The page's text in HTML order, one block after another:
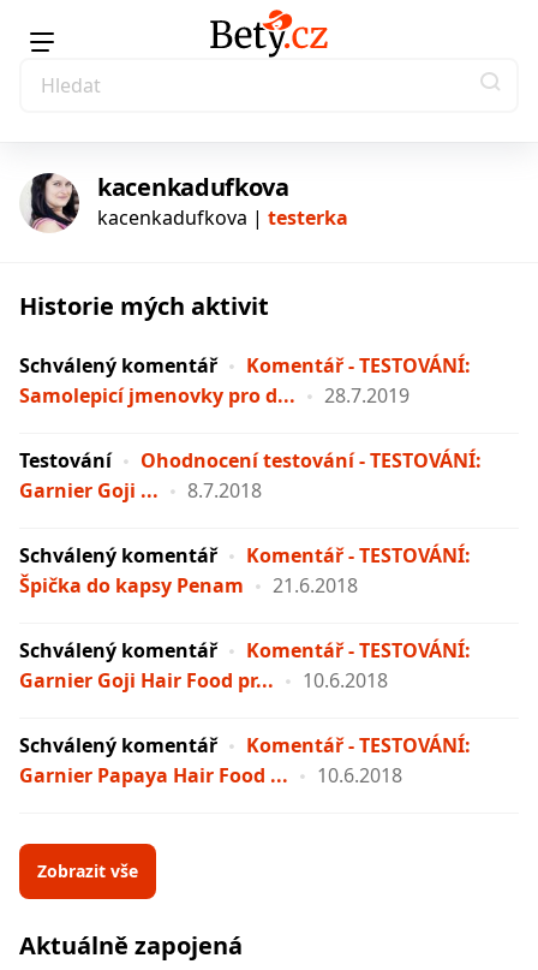
testerka
kacenkadufkova
kacenkadufkova | testerka
Historie mých aktivit
Schválený komentář
Komentář - TESTOVÁNÍ:
Samolepicí jmenovky pro d...
28.7.2019
Testování
Ohodnocení testování - TESTOVÁNÍ:
Garnier Goji ...
8.7.2018
Schválený komentář
Komentář - TESTOVÁNÍ:
Špička do kapsy Penam
21.6.2018
Schválený komentář
Komentář - TESTOVÁNÍ:
Garnier Goji Hair Food pr...
10.6.2018
Schválený komentář
Komentář - TESTOVÁNÍ:
Garnier Papaya Hair Food ...
10.6.2018
Zobrazit vše
Aktuálně zapojená